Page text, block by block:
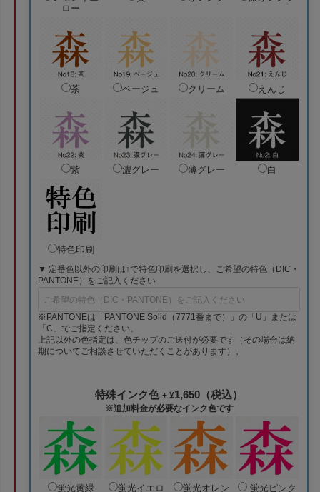
ロー
茶 ベージュ クリーム えんじ
紫 濃グレー 薄グレー 白
特色印刷
▼ 定番色以外の印刷は↑で特色印刷を選択し、ご希望の特色（DIC・
PANTONE）をご記入ください
※PANTONEは「PANTONE Solid（7771番まで）」の「U」または
「C」でご指定ください。
上記以外の色指定は、色チップのご送付が必要です（その場合は納
期についてご相談させていただくことがあります）。
特殊インク色 + ¥1,650（税込）
※追加料金が必要なインク色です
蛍光黄緑
蛍光イエロ
蛍光オレン
蛍光ピンク